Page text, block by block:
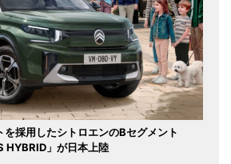
採用したシトロエンのBセグメント
HYBRID」が日本上陸